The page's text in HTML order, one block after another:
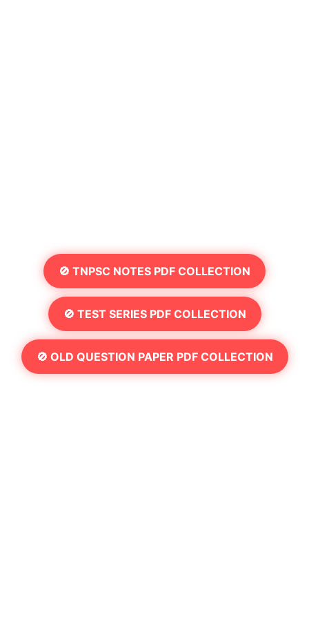
🚫 TNPSC NOTES PDF COLLECTION
🚫 TEST SERIES PDF COLLECTION
🚫 OLD QUESTION PAPER PDF COLLECTION